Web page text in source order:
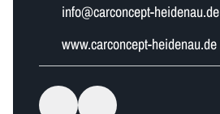
i​n​f​o​@carconcept-heidenau.de
www.carconcept-heidenau.de